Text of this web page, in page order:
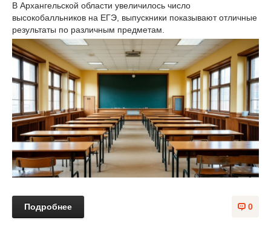
В Архангельской области увеличилось число
высокобалльников на ЕГЭ, выпускники показывают отличные
результаты по различным предметам.
0
Подробнее